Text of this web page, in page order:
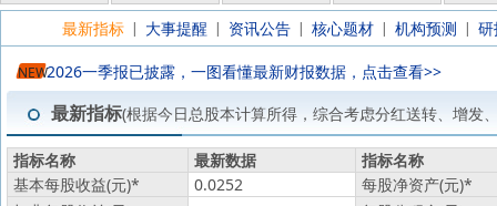
最新指标 | 大事提醒 | 资讯公告 | 核心题材 | 机构预测 |
NEW2026一季报已披露，一图看懂最新财报数据，点击查看>>
最新指标(根据今日总股本计算所得，综合考虑分红送转、增发
指标名称 最新数据
指标名称
基本每股收益(元)* 0.0252 每股净资产(元)*